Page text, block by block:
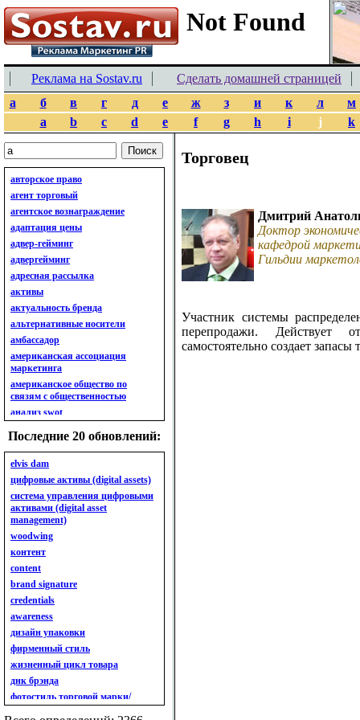
Реклама на Sostav.ru
Сделать домашней страницей
а
б в г д е ж з и к л
м
a
b c d e f g h i j k
авторское право
агент торговый
агентское вознаграждение
адаптация цены
адвер-гейминг
адвергейминг
адресная рассылка
активы
актуальность бренда
альтернативные носители
амбассадор
американская ассоциация
маркетинга
американское общество по
связям с общественностью
анализ swot
анализ бизнес-портфеля
анализ имиджа
анализ кластерный
анализ конкурентов
анализ кросс-культурных
особенностей
анализ мак кинси «7s»
анализ макросистемы
анализ маркетинговый
анализ рынка
анализ ситуационный
анализ экспертный
индивидуальный
анкета
ассортимент
ассортимент товарный.
планирование товарного
ассортимента
ассортимент. глубина
Последние 20 обновлений:
elvis dam
цифровые активы (digital assets)
система управления цифровыми
активами (digital asset
management)
woodwing
контент
content
brand signature
credentials
awareness
дизайн упаковки
фирменный стиль
жизненный цикл товара
днк брэнда
фотостиль торговой марки/
линейки продукции
Торговец
Дмитрий
Доктор
кафедрой
Гильдии
Участник системы
перепродажи. Действует
самостоятельно создает запасы